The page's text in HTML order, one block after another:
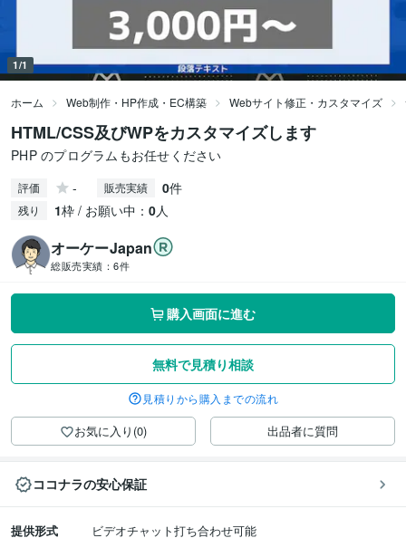
1/1
ホーム Web制作・HP作成・EC構築 Webサイト修正・カスタマイズ
HTML/CSS及びWPをカスタマイズします
PHP のプログラムもお任せください
評価 - 販売実績 0件
残り 1枠 / お願い中： 0人
オーケーJapan
総販売実績： 6件
購入画面に進む
無料で見積り相談
見積りから購入までの流れ
お気に入り(0) 出品者に質問
ココナラの安心保証
提供形式
ビデオチャット打ち合わせ可能